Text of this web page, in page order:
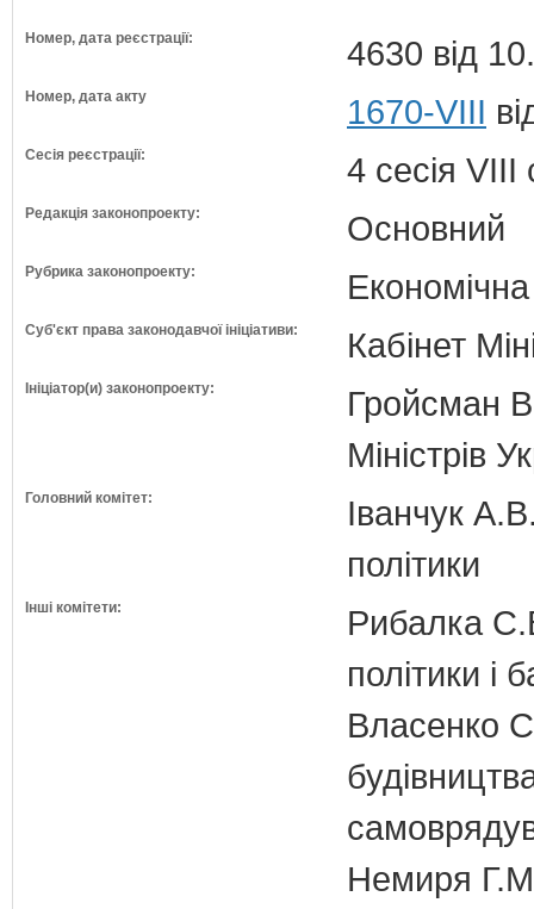
Номер, дата реєстрації: 4630 від
Номер, дата акту 1670-VIII
Сесія реєстрації: 4 сесія VIII
Редакція законопроекту: Основний
Рубрика законопроекту:
Суб'єкт права законодавчої ініціативи: Кабінет
Ініціатор(и) законопроекту:
Гройсман
Міністрів
Головний комітет:
Іванчук
політики
Інші комітети:
Рибалка
політики і
Власенко
Немиря